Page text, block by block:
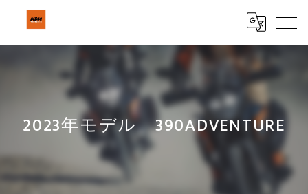
2023年モデル 390ADVENTURE